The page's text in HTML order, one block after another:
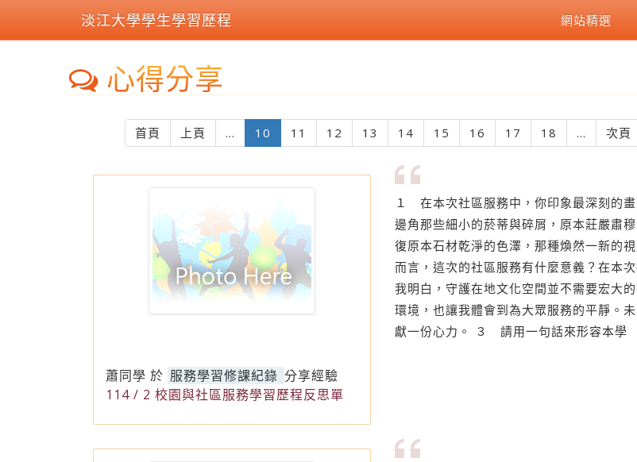
淡江大學學生學習歷程 網站精選
心得分享
首頁 上頁 ... 10 (current)
11 12 13 14 15 16 17 18 ... 次頁
蕭同學 於 服務學習修課紀錄 分享經驗
114 / 2 校園與社區服務學習歷程反思單
１ 在本次社區服務中，你印象最深刻的
邊角那些細小的菸蒂與碎屑，原本莊嚴肅
復原本石材乾淨的色澤，那種煥然一新的
而言，這次的社區服務有什麼意義？在本
我明白，守護在地文化空間並不需要宏大
環境，也讓我體會到為大眾服務的平靜。
獻一份心力。 ３ 請用一句話來形容本學